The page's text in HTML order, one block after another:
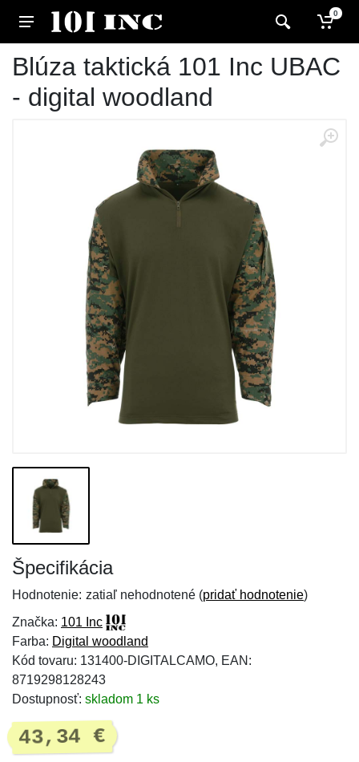
0
Blúza taktická 101 Inc UBAC
- digital woodland
Špecifikácia
Hodnotenie: zatiaľ nehodnotené (pridať hodnotenie)
Značka: 101 Inc
Farba: Digital woodland
Kód tovaru: 131400-DIGITALCAMO, EAN:
8719298128243
Dostupnosť: skladom 1 ks
43,34 €